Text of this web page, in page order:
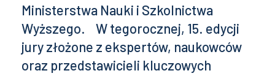
Ministerstwa Nauki i Szkolnictwa
Wyższego. W tegorocznej, 15. edycji
jury złożone z ekspertów, naukowców
oraz przedstawicieli kluczowych